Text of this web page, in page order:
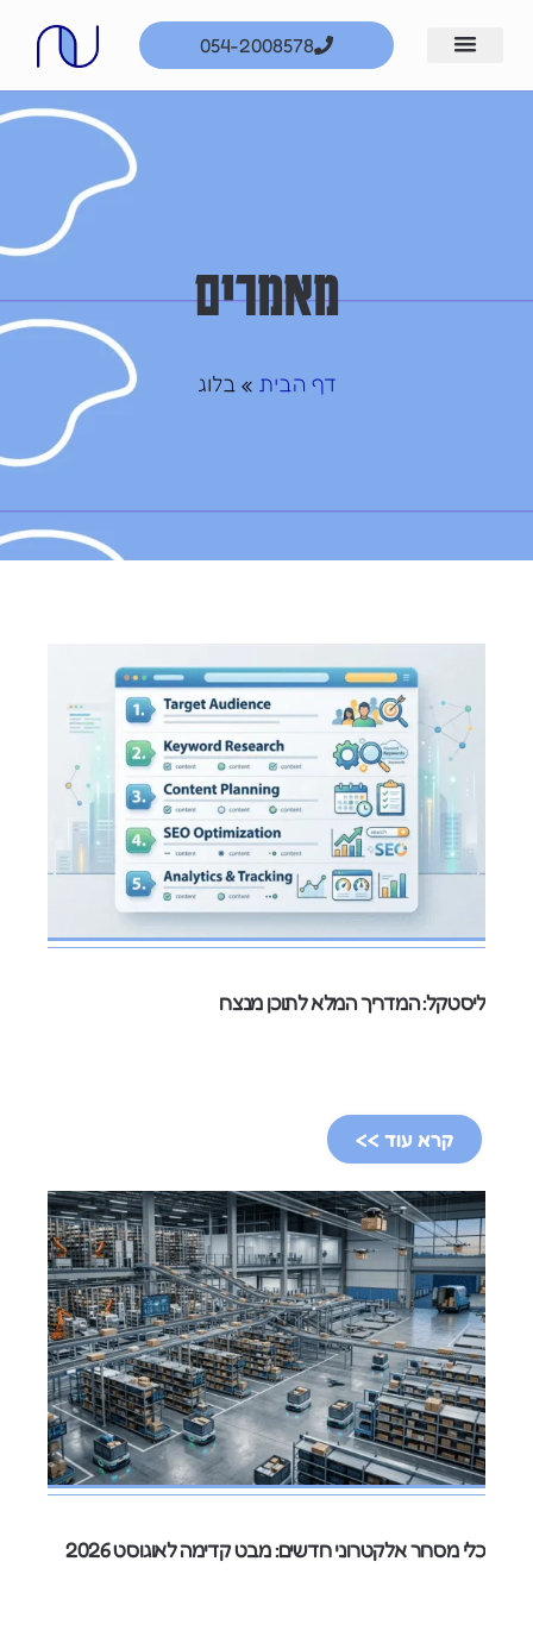
054-2008578
מאמרים
דף הבית » בלוג
ליסטקל: המדריך המלא לתוכן מנצח
קרא עוד >>
כלי מסחר אלקטרוני חדשים: מבט קדימה לאוגוסט 2026